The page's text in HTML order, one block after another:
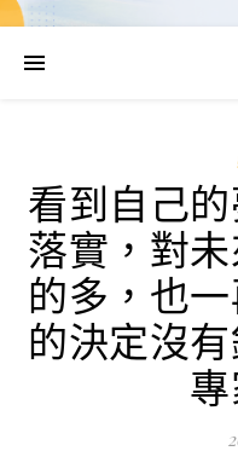
看到自己
落實，對
的多，也
的決定沒